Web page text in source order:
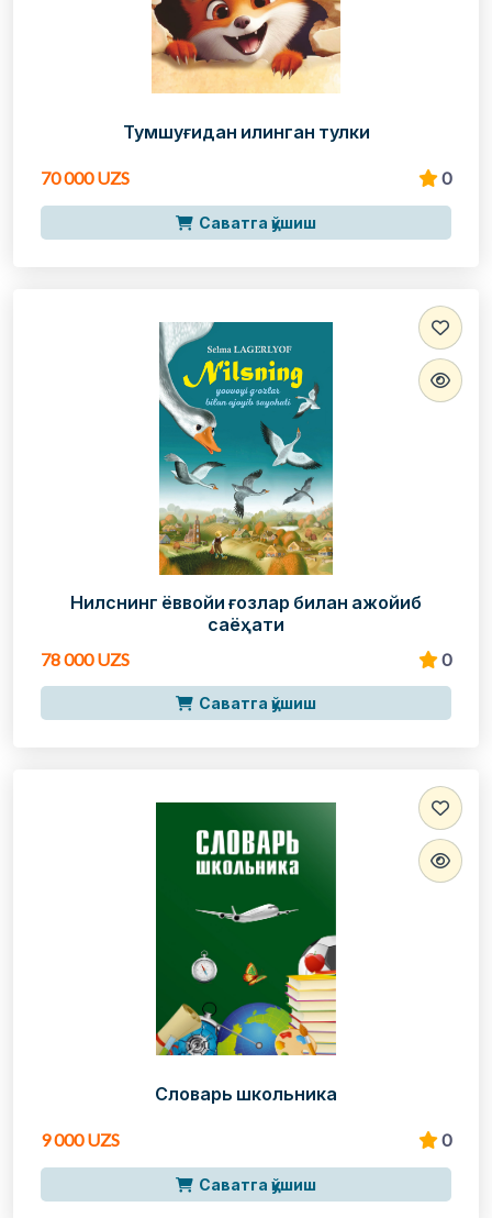
Тумшуғидан илинган тулки
70 000 UZS 0
Саватга қўшиш
Нилснинг ёввойи ғозлар билан ажойиб
саёҳати
78 000 UZS
0
Саватга қўшиш
Словарь школьника
9 000 UZS 0
Саватга қўшиш